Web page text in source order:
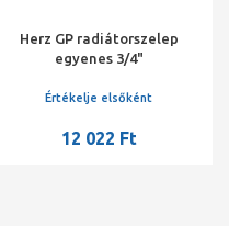
Herz GP radiátorszelep
egyenes 3/4"
Értékelje elsőként
12 022 Ft